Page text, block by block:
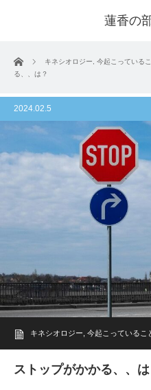
蓮香の
ホーム キネシオロジー 今起こっている
る、、は？
2024.02.5
キネシオロジー 今起こっているこ
ストップがかかる、、は